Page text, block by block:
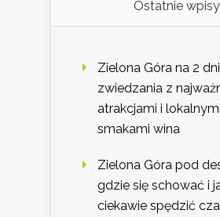
Ostatnie wpisy
Zielona Góra na 2
zwiedzania z
atrakcjami i lokalnymi
smakami wina
Zielona Góra pod
gdzie się schować i
ciekawie spędzić